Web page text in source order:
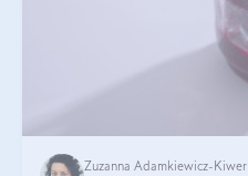
Zuzanna Adamkiewicz-Kiwer